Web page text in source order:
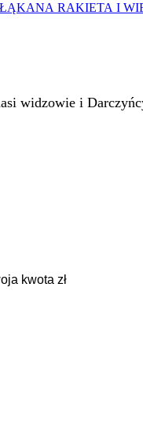
RAKIETA I
widzowie i